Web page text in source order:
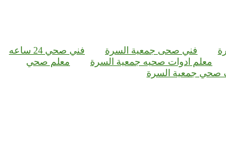
فني صحى جمعية السرة
فني صحي 24 ساعه
معلم ادوات صحيه جمعية السرة
معلم صحي
جمعية السرة